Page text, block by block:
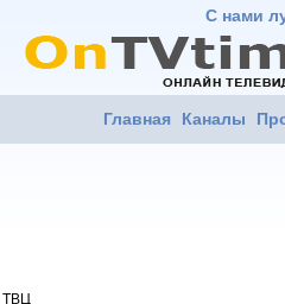
С нами
Главная Каналы
ТВЦ